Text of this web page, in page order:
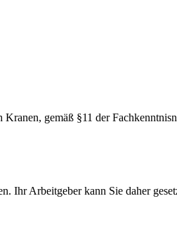
gemäß §11 der
Ihr Arbeitgeber kann Sie daher